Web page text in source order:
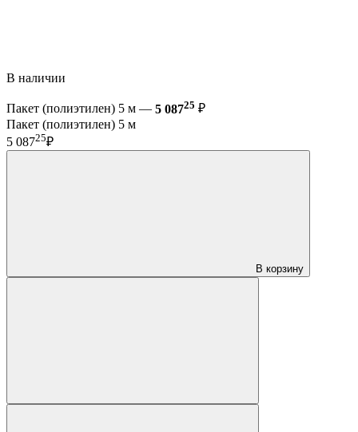
В наличии
Пакет (полиэтилен) 5 м — 5 08725 ₽
Пакет (полиэтилен) 5 м
5 08725₽
В корзину